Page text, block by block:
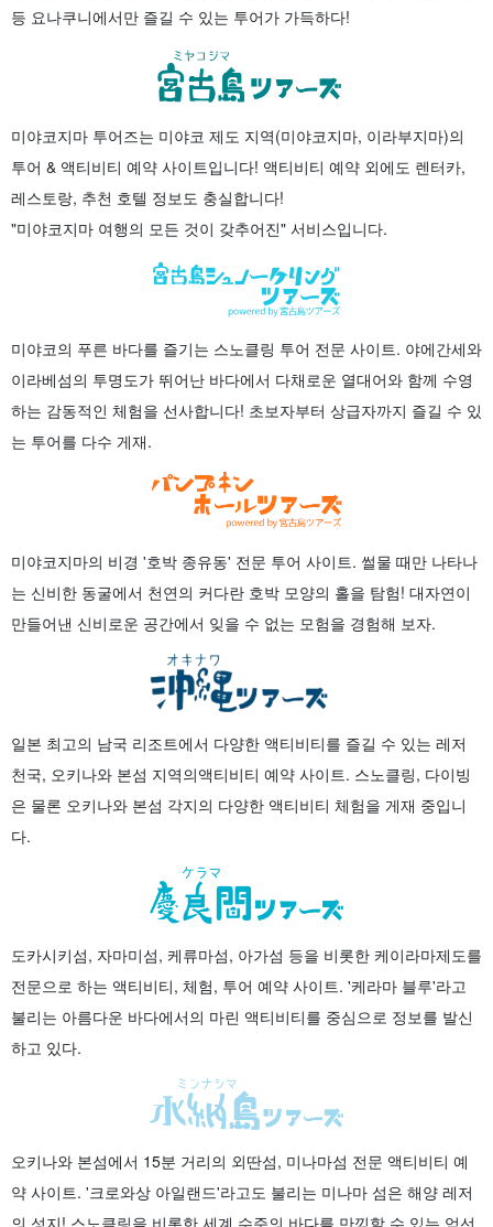
등 요나쿠니에서만 즐길 수 있는 투어가 가득하다!
미야코지마 투어즈는 미야코 제도 지역(미야코지마, 이라부지마)의
투어 & 액티비티 예약 사이트입니다! 액티비티 예약 외에도 렌터카,
레스토랑, 추천 호텔 정보도 충실합니다!
"미야코지마 여행의 모든 것이 갖추어진" 서비스입니다.
미야코의 푸른 바다를 즐기는 스노클링 투어 전문 사이트. 야에간세와
이라베섬의 투명도가 뛰어난 바다에서 다채로운 열대어와 함께 수영
하는 감동적인 체험을 선사합니다! 초보자부터 상급자까지 즐길 수 있
는 투어를 다수 게재.
미야코지마의 비경 '호박 종유동' 전문 투어 사이트. 썰물 때만 나타나
는 신비한 동굴에서 천연의 커다란 호박 모양의 홀을 탐험! 대자연이
만들어낸 신비로운 공간에서 잊을 수 없는 모험을 경험해 보자.
일본 최고의 남국 리조트에서 다양한 액티비티를 즐길 수 있는 레저
천국, 오키나와 본섬 지역의액티비티 예약 사이트. 스노클링, 다이빙
은 물론 오키나와 본섬 각지의 다양한 액티비티 체험을 게재 중입니
다.
도카시키섬, 자마미섬, 케류마섬, 아가섬 등을 비롯한 케이라마제도를
전문으로 하는 액티비티, 체험, 투어 예약 사이트. '케라마 블루'라고
불리는 아름다운 바다에서의 마린 액티비티를 중심으로 정보를 발신
하고 있다.
오키나와 본섬에서 15분 거리의 외딴섬, 미나마섬 전문 액티비티 예
약 사이트. '크로와상 아일랜드'라고도 불리는 미나마 섬은 해양 레저